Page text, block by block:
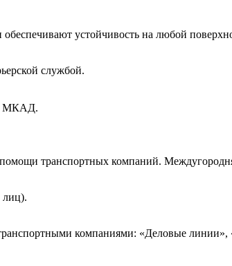
устойчивость на любой
службой.
МКАД.
транспортных компаний.
лиц).
компаниями: «Деловые